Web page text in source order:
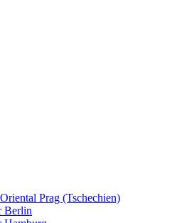
Prag (Tschechien)
Berlin